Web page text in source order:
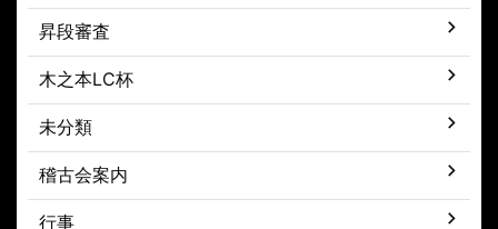
昇段審査
木之本LC杯
未分類
稽古会案内
行事